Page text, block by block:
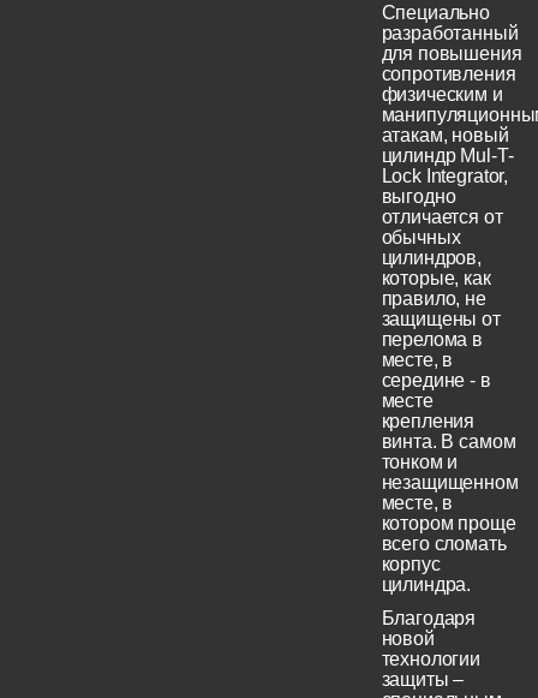
Специально
разработанный
для повышения
сопротивления
физическим и
атакам, новый
цилиндр Mul-T-
Lock Integrator,
выгодно
отличается от
обычных
цилиндров,
которые, как
правило, не
защищены от
перелома в
месте, в
середине - в
месте
крепления
винта. В самом
тонком и
незащищенном
месте, в
котором проще
всего сломать
корпус
цилиндра.
Благодаря
новой
технологии
защиты –